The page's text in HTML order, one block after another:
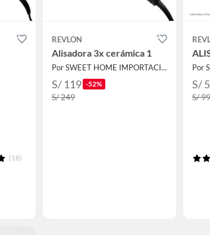
(18)
REVLON
Alisadora 3x cerámica 1
Por SWEET HOME IMPORTACIONES
S/ 119 -52%
S/ 249
S/
S/ 99